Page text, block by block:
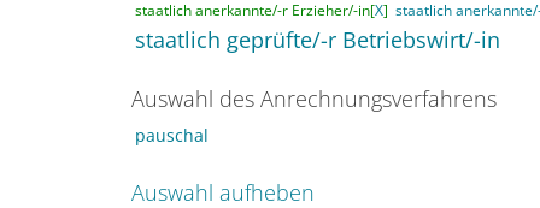
staatlich anerkannte/-r Erzieher/-in[X] staatlich
staatlich geprüfte/-r Betriebswirt/-in
Auswahl des Anrechnungsverfahrens
pauschal
Auswahl aufheben